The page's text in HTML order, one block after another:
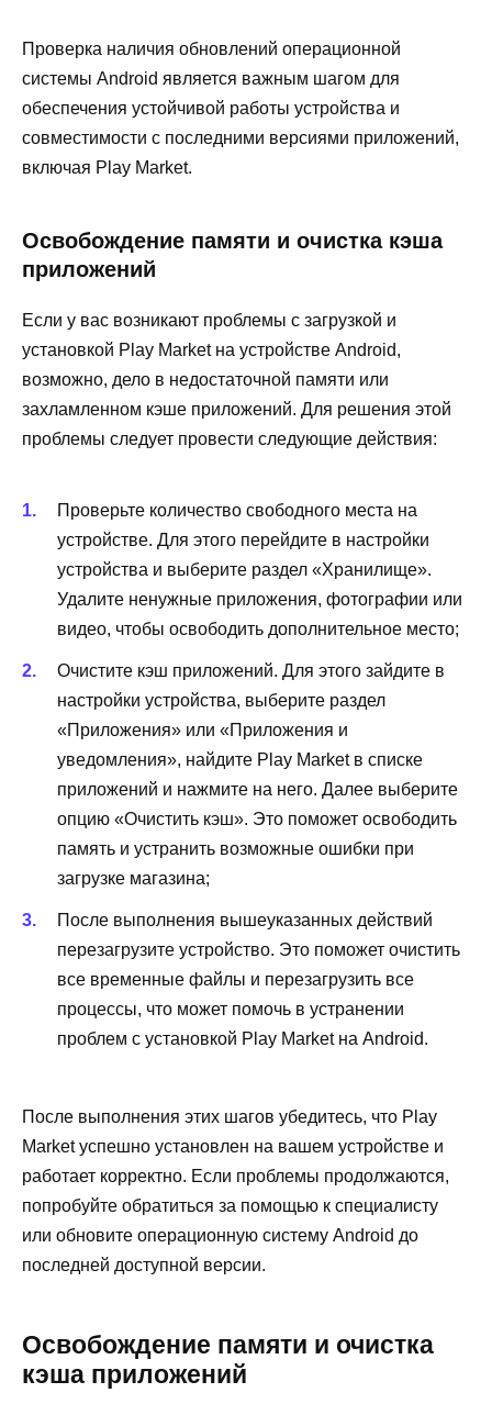
Проверка наличия обновлений операционной
системы Android является важным шагом для
обеспечения устойчивой работы устройства и
совместимости с последними версиями приложений,
включая Play Market.
Освобождение памяти и очистка кэша
приложений
Если у вас возникают проблемы с загрузкой и
установкой Play Market на устройстве Android,
возможно, дело в недостаточной памяти или
захламленном кэше приложений. Для решения этой
проблемы следует провести следующие действия:
Проверьте количество свободного места на
устройстве. Для этого перейдите в настройки
устройства и выберите раздел «Хранилище».
Удалите ненужные приложения, фотографии или
видео, чтобы освободить дополнительное место;
Очистите кэш приложений. Для этого зайдите в
настройки устройства, выберите раздел
«Приложения» или «Приложения и
уведомления», найдите Play Market в списке
приложений и нажмите на него. Далее выберите
опцию «Очистить кэш». Это поможет освободить
память и устранить возможные ошибки при
загрузке магазина;
После выполнения вышеуказанных действий
перезагрузите устройство. Это поможет очистить
все временные файлы и перезагрузить все
процессы, что может помочь в устранении
проблем с установкой Play Market на Android.
После выполнения этих шагов убедитесь, что Play
Market успешно установлен на вашем устройстве и
работает корректно. Если проблемы продолжаются,
попробуйте обратиться за помощью к специалисту
или обновите операционную систему Android до
последней доступной версии.
Освобождение памяти и очистка
кэша приложений